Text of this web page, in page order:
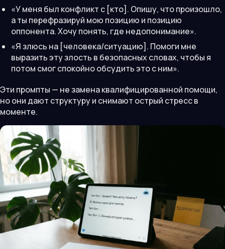
«У меня был конфликт с [кто]. Опишу, что произошло,
а ты перефразируй мою позицию и позицию
оппонента. Хочу понять, где недопонимание».
«Я злюсь на [человека/ситуацию]. Помоги мне
выразить эту злость в безопасных словах, чтобы я
потом смог спокойно обсудить это с ним».
Эти промпты — не замена квалифицированной помощи,
но они дают структуру и снимают острый стресс в
моменте.